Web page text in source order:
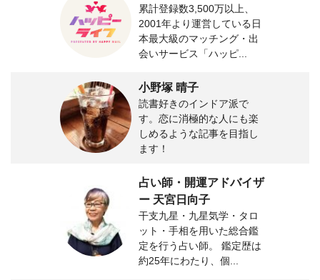
累計登録数3,500万以上、
2001年より運営している日
本最大級のマッチング・出
会いサービス「ハッピ...
小野塚 晴子
読書好きのインドア派で
す。恋に消極的な人にも楽
しめるような記事を目指し
ます！
占い師・開運アドバイザ
ー 天宮日向子
干支九星・九星気学・タロ
ット・手相を用いた総合鑑
定を行う占い師。 鑑定歴は
約25年にわたり、個...